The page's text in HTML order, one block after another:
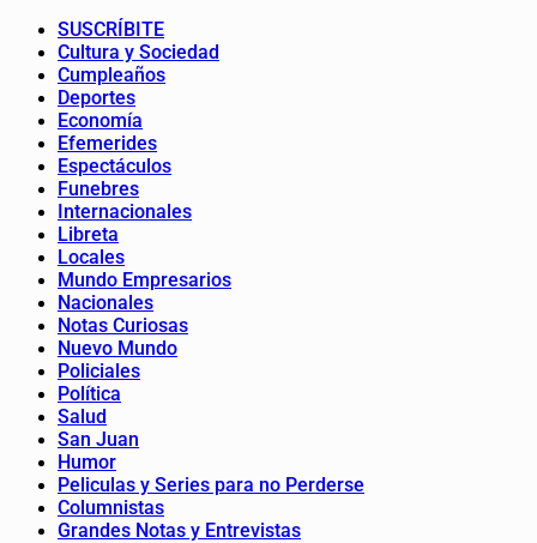
SUSCRÍBITE
Cultura y Sociedad
Cumpleaños
Deportes
Economía
Efemerides
Espectáculos
Funebres
Internacionales
Libreta
Locales
Mundo Empresarios
Nacionales
Notas Curiosas
Nuevo Mundo
Policiales
Política
Salud
San Juan
Humor
Peliculas y Series para no Perderse
Columnistas
Grandes Notas y Entrevistas